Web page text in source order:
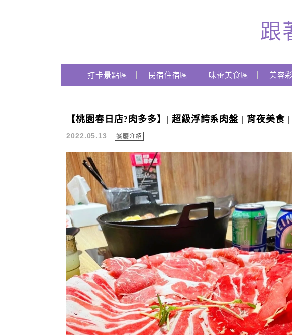
跟
跟著瑪姬瘋玩趣
Main Menu
打卡景點區 民宿住宿區 味蕾美食區 美容
肉多多火鍋第一品牌
【桃園春日店?肉多多】| 超級浮誇系肉盤 | 宵夜美食
2022.05.13 餐廳介紹